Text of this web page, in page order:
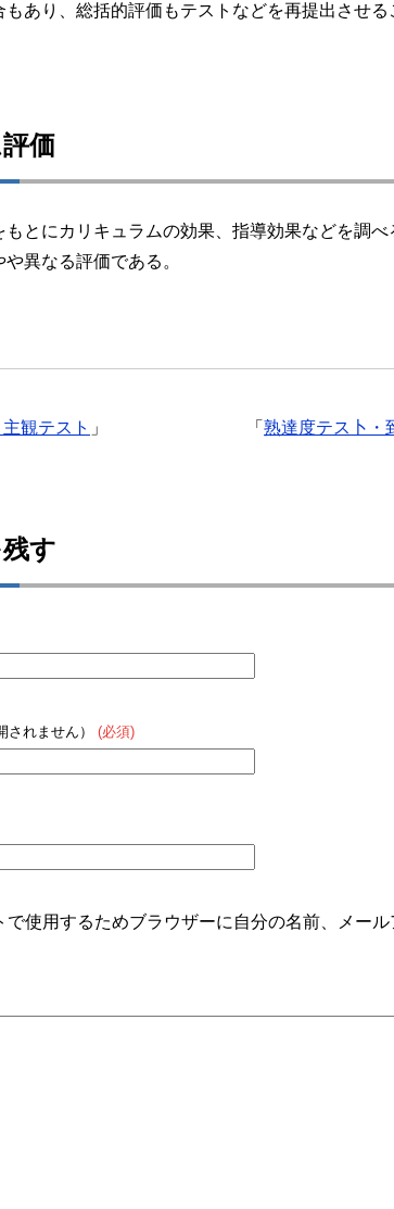
もあり、総括的評価もテストなどを再提出させ
価
もとにカリキュラムの効果、指導効果などを調
異なる評価である。
「 熟達度テス卜・
観テスト 」
す
されません） (必須)
で使用するためブラウザーに自分の名前、メー